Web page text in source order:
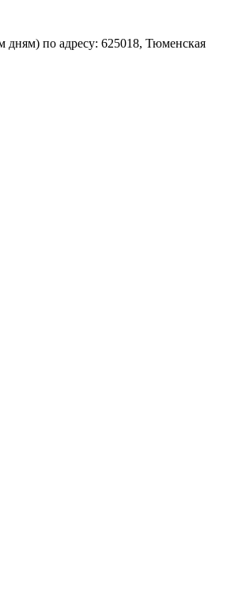
дням) по адресу: 625018, Тюменская